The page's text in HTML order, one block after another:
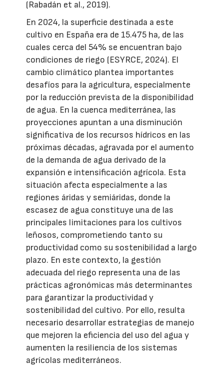
(Rabadán et al., 2019).
En 2024, la superficie destinada a este
cultivo en España era de 15.475 ha, de las
cuales cerca del 54% se encuentran bajo
condiciones de riego (ESYRCE, 2024). El
cambio climático plantea importantes
desafíos para la agricultura, especialmente
por la reducción prevista de la disponibilidad
de agua. En la cuenca mediterránea, las
proyecciones apuntan a una disminución
significativa de los recursos hídricos en las
próximas décadas, agravada por el aumento
de la demanda de agua derivado de la
expansión e intensificación agrícola. Esta
situación afecta especialmente a las
regiones áridas y semiáridas, donde la
escasez de agua constituye una de las
principales limitaciones para los cultivos
leñosos, comprometiendo tanto su
productividad como su sostenibilidad a largo
plazo. En este contexto, la gestión
adecuada del riego representa una de las
prácticas agronómicas más determinantes
para garantizar la productividad y
sostenibilidad del cultivo. Por ello, resulta
necesario desarrollar estrategias de manejo
que mejoren la eficiencia del uso del agua y
aumenten la resiliencia de los sistemas
agrícolas mediterráneos.